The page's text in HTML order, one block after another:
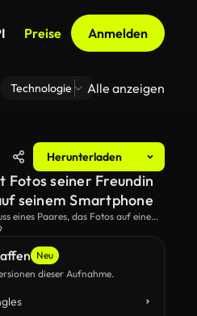
Preise Anmelden
Technologie Zoom Virtuelle
Alle anzeigen
Herunterladen
Neu
dieser Aufnahme.
Fotos seiner Freundin
seinem Smartphone
eines Paares, das Fotos auf einem
macht.